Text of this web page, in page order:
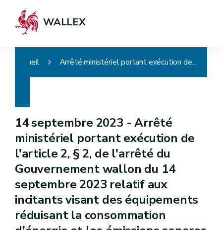
WALLEX
Accueil Arrêté ministériel portant exécution de l'article 2, § 2, de l'arrêté du Gouvernement wallon du 14 septembre 2023 relatif aux incitants visant des équipements réduisant la consommation d'énergie et les émissions sonores d'un véhicule
14 septembre 2023 -Arrêté
ministériel portant exécution de
l'article 2, § 2, de l'arrêté du
Gouvernement wallon du 14
septembre 2023 relatif aux
incitants visant des équipements
réduisant la consommation